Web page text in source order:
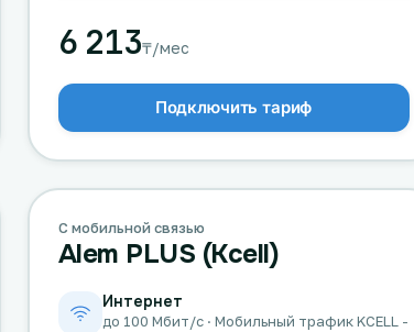
6 213₸/мес
Подключить тариф
С мобильной связью
Alem PLUS (Kcell)
Интернет
до 100 Мбит/с · Мобильный трафик KCELL -